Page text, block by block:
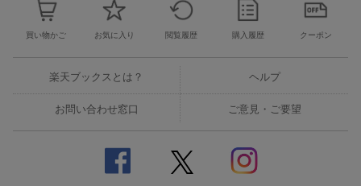
買い物かご お気に入り 閲覧履歴 購入履歴 クーポン
楽天ブックスとは？ ヘルプ
お問い合わせ窓口 ご意見・ご要望